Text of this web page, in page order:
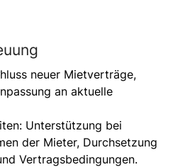
neuer Mietverträge,
an aktuelle
Unterstützung bei
der Mieter, Durchsetzung
Vertragsbedingungen.